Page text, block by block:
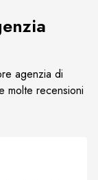
agenzia di
molte recensioni